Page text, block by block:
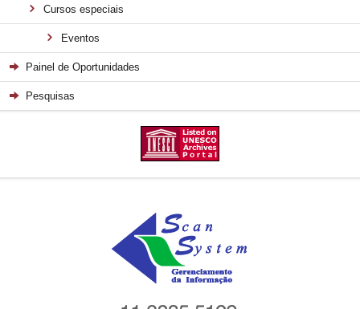
Cursos especiais
Eventos
Painel de Oportunidades
Pesquisas